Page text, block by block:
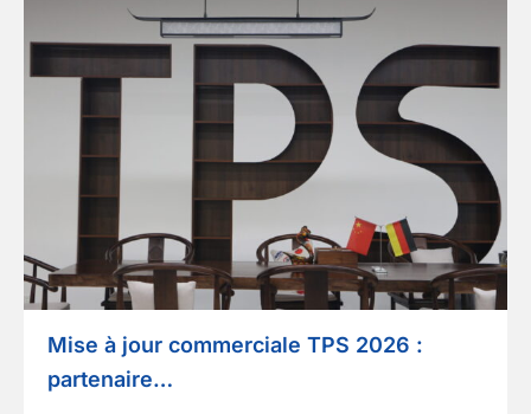
Mise à jour commerciale TPS 2026 :
partenaire…